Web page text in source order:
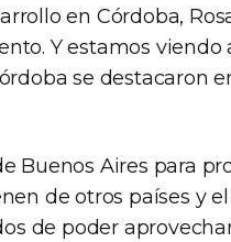
en Córdoba,
Y estamos viendo
se destacaron
Buenos Aires para
de otros países y
de poder